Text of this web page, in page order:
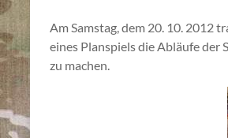
Am Samstag, dem 20. 10. 2012
eines Planspiels die Abläufe
zu machen.